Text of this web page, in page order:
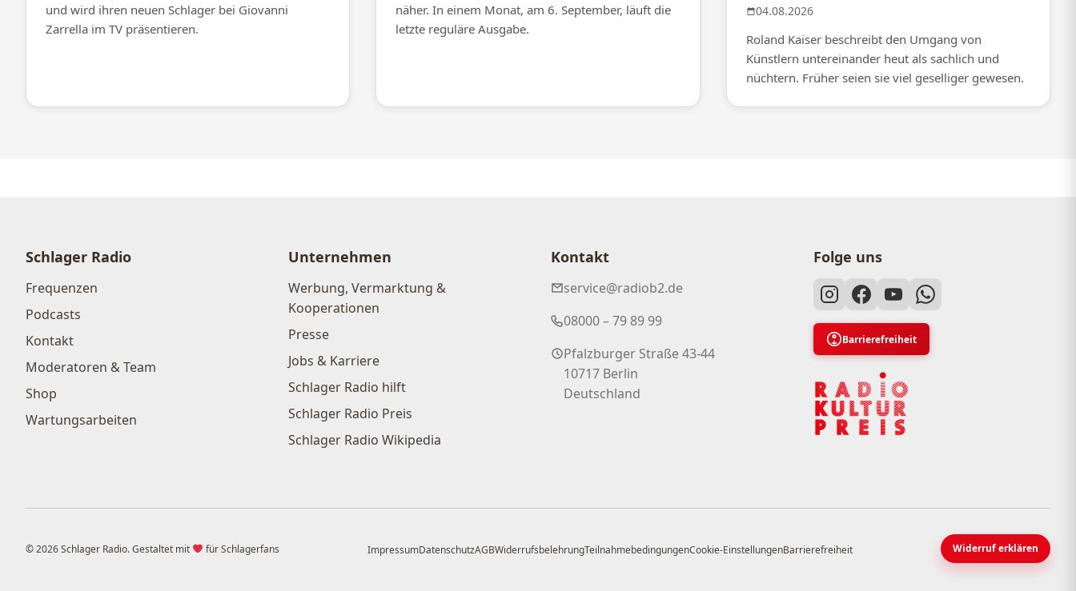
und wird ihren neuen Schlager bei Giovanni
Zarrella im TV präsentieren.
näher. In einem Monat, am 6. September, läuft die
letzte reguläre Ausgabe.
04.08.2026
Roland Kaiser beschreibt den Umgang von
Künstlern untereinander heut als sachlich und
nüchtern. Früher seien sie viel geselliger gewesen.
Schlager Radio
Frequenzen
Podcasts
Kontakt
Moderatoren & Team
Shop
Wartungsarbeiten
Unternehmen
Werbung, Vermarktung &
Kooperationen
Presse
Jobs & Karriere
Schlager Radio hilft
Schlager Radio Preis
Schlager Radio Wikipedia
Kontakt
service@radiob2.de
08000 – 79 89 99
Pfalzburger Straße 43-44
10717 Berlin
Deutschland
Folge uns
Barrierefreiheit
© 2026 Schlager Radio. Gestaltet mit für Schlagerfans ImpressumDatenschutzAGBWiderrufsbelehrungTeilnahmebedingungenCookie-EinstellungenBarrierefreiheit Widerruf erklären